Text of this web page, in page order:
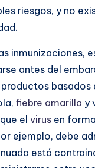
riesgos, y no
inmunizaciones,
antes del
basados
fiebre amarilla y
el virus en
ejemplo, debe
está